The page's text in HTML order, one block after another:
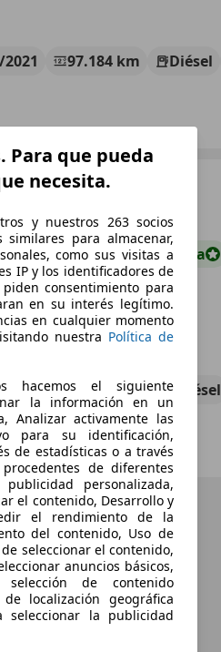
97.184 km Diésel
1 Súper oferta
2021 151.323 km Diésel
Para que pueda
necesita.
y nuestros 263 socios
similares para almacenar,
como sus visitas a
IP y los identificadores de
consentimiento para
en su interés legítimo.
en cualquier momento
nuestra Política de
hacemos el siguiente
la información en un
Analizar activamente las
para su identificación,
de estadísticas o a través
de diferentes
personalizada,
el contenido, Desarrollo y
el rendimiento de la
del contenido, Uso de
seleccionar el contenido,
anuncios básicos,
de contenido
localización geográfica
seleccionar la publicidad